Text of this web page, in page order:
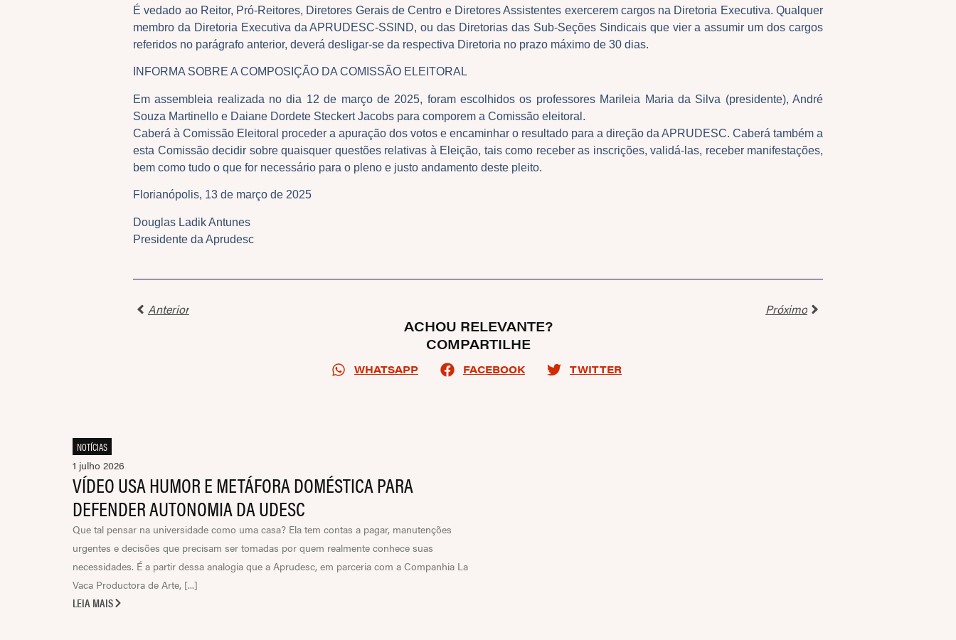
É vedado ao Reitor, Pró-Reitores, Diretores Gerais de Centro e Diretores Assistentes exercerem cargos na Diretoria Executiva. Qualquer
membro da Diretoria Executiva da APRUDESC-SSIND, ou das Diretorias das Sub-Seções Sindicais que vier a assumir um dos cargos
referidos no parágrafo anterior, deverá desligar-se da respectiva Diretoria no prazo máximo de 30 dias.
INFORMA SOBRE A COMPOSIÇÃO DA COMISSÃO ELEITORAL
Em assembleia realizada no dia 12 de março de 2025, foram escolhidos os professores Marileia Maria da Silva (presidente), André
Souza Martinello e Daiane Dordete Steckert Jacobs para comporem a Comissão eleitoral.
Caberá à Comissão Eleitoral proceder a apuração dos votos e encaminhar o resultado para a direção da APRUDESC. Caberá também a
esta Comissão decidir sobre quaisquer questões relativas à Eleição, tais como receber as inscrições, validá-las, receber manifestações,
bem como tudo o que for necessário para o pleno e justo andamento deste pleito.
Florianópolis, 13 de março de 2025
Douglas Ladik Antunes
Presidente da Aprudesc
Anterior Próximo
ACHOU RELEVANTE?
COMPARTILHE
WHATSAPP FACEBOOK TWITTER
NOTÍCIAS
1 julho 2026
VÍDEO USA HUMOR E METÁFORA DOMÉSTICA PARA
DEFENDER AUTONOMIA DA UDESC
Que tal pensar na universidade como uma casa? Ela tem contas a pagar, manutenções
urgentes e decisões que precisam ser tomadas por quem realmente conhece suas
necessidades. É a partir dessa analogia que a Aprudesc, em parceria com a Companhia La
Vaca Productora de Arte, [...]
LEIA MAIS